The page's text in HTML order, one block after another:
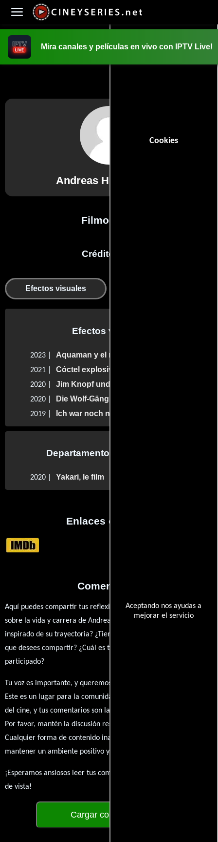
Cookies
Aceptando nos ayudas a
mejorar el servicio
Mira canales y películas en vivo con IPTV Live!
Andreas Hindrichkeit
Filmografía
Créditos en:
Efectos visuales
Efectos visuales
2023 | Aquaman y el reino perdido
2021 | Cóctel explosivo
2020 | Jim Knopf und die Wilde 13
2020 | Die Wolf-Gäng
2019 | Ich war noch niemals in New York
Departamento de animación
2020 | Yakari, le film
Enlaces externos
Comentarios
Aquí puedes compartir tus reflexiones, anécdotas y opiniones
sobre la vida y carrera de Andreas Hindrichkeit. ¿Qué te ha
inspirado de su trayectoria? ¿Tienes alguna anécdota personal
que desees compartir? ¿Cuál es tu película favorita en la que ha
participado?
Tu voz es importante, y queremos escuchar tus pensamientos.
Este es un lugar para la comunidad de admiradores y amantes
del cine, y tus comentarios son la esencia de esta conversación.
Por favor, mantén la discusión respetuosa y constructiva.
Cualquier forma de contenido inapropiado será eliminado para
mantener un ambiente positivo y enriquecedor para todos.
¡Esperamos ansiosos leer tus comentarios y conocer tus puntos
de vista!
Cargar comentarios